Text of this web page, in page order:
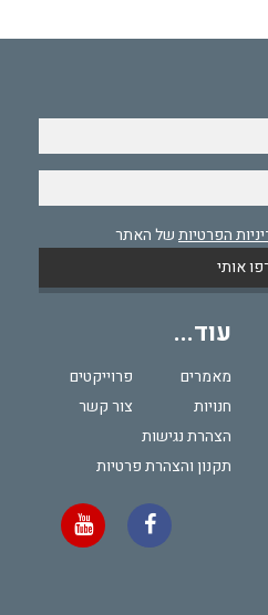
הפרטיותשל האתר
עוד...
מאמרים
פרוייקטים
חנויות
צור קשר
הצהרת נגישות
תקנון והצהרת פרטיות